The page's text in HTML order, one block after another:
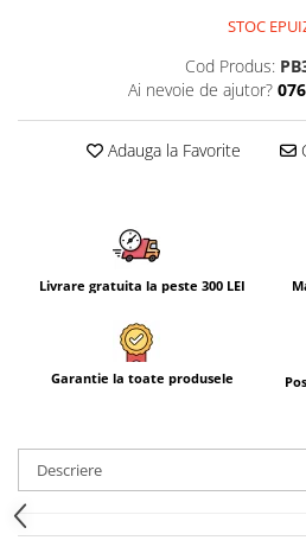
STOC
Cod Produs:
Ai nevoie de ajutor?
Adauga la Favorite
Livrare gratuita la peste 300 LEI
Garantie la toate produsele
Descriere